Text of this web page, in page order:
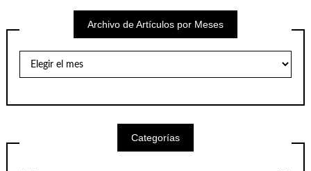
Archivo de Artículos por Meses
Artículos
Categorías